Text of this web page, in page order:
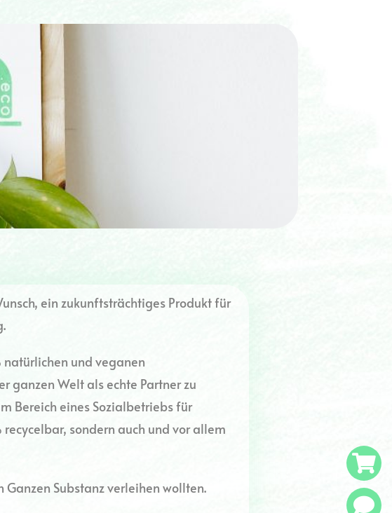
ein zukunftsträchtiges Produkt für
und veganen
Welt als echte Partner zu
Bereich eines Sozialbetriebs für
sondern auch und vor allem
Substanz verleihen wollten.